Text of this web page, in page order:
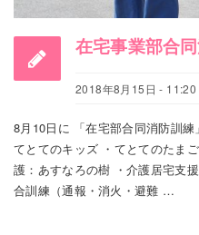
在宅事業部合
2018年8月15日 - 11:20
8月10日に 「在宅部合同消防訓
てとてのキッズ ・てとてのたま
護：あすなろの樹 ・介護居宅支
合訓練（通報・消火・避難 …